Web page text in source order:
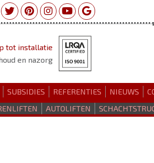
tot installatie
en nazorg
SUBSIDIES REFERENTIES NIEUWS
AUTOLIFTEN